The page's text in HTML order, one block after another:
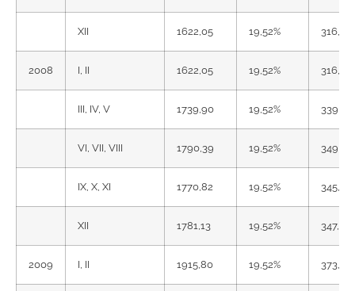
XII 1622,05 19,52% 316,62
2008 I, II 1622,05 19,52% 316,62
III, IV, V 1739,90 19,52% 339,63
VI, VII, VIII 1790,39 19,52% 349,48
IX, X, XI 1770,82 19,52% 345,66
XII 1781,13 19,52% 347,68
2009 I, II 1915,80 19,52% 373,96